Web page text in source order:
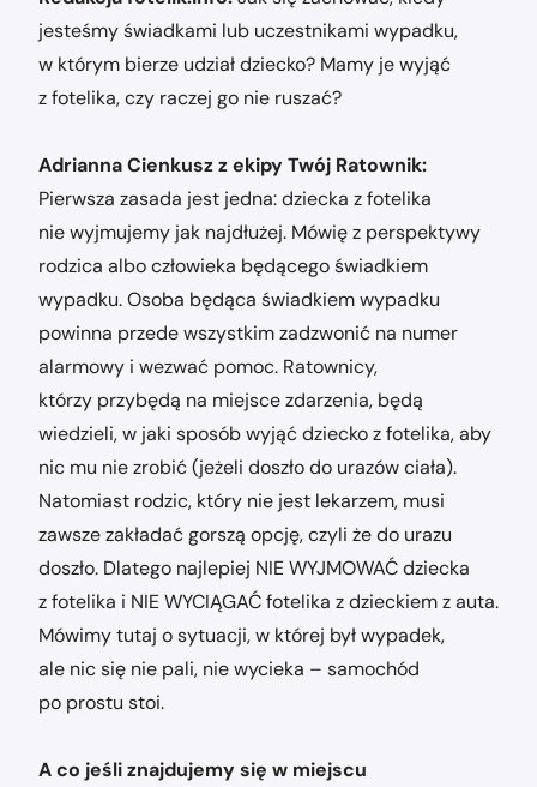
jesteśmy świadkami lub uczestnikami wypadku,
w którym bierze udział dziecko? Mamy je wyjąć
z fotelika, czy raczej go nie ruszać?
Adrianna Cienkusz z ekipy Twój Ratownik:
Pierwsza zasada jest jedna: dziecka z fotelika
nie wyjmujemy jak najdłużej. Mówię z perspektywy
rodzica albo człowieka będącego świadkiem
wypadku. Osoba będąca świadkiem wypadku
powinna przede wszystkim zadzwonić na numer
alarmowy i wezwać pomoc. Ratownicy,
którzy przybędą na miejsce zdarzenia, będą
wiedzieli, w jaki sposób wyjąć dziecko z fotelika, aby
nic mu nie zrobić (jeżeli doszło do urazów ciała).
Natomiast rodzic, który nie jest lekarzem, musi
zawsze zakładać gorszą opcję, czyli że do urazu
doszło. Dlatego najlepiej NIE WYJMOWAĆ dziecka
z fotelika i NIE WYCIĄGAĆ fotelika z dzieckiem z auta.
Mówimy tutaj o sytuacji, w której był wypadek,
ale nic się nie pali, nie wycieka – samochód
po prostu stoi.
A co jeśli znajdujemy się w miejscu